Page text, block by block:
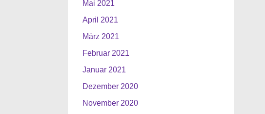
Mai 2021
April 2021
März 2021
Februar 2021
Januar 2021
Dezember 2020
November 2020